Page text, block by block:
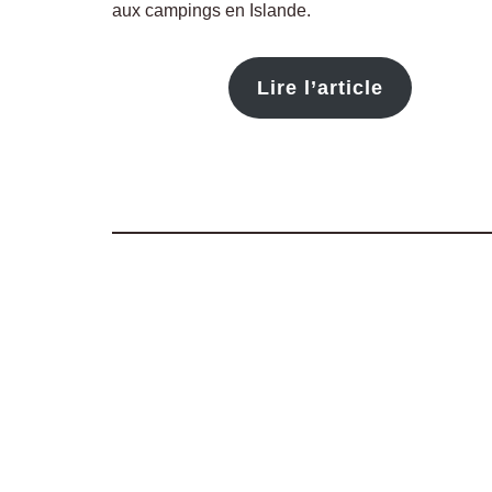
aux campings en Islande.
Lire l’article